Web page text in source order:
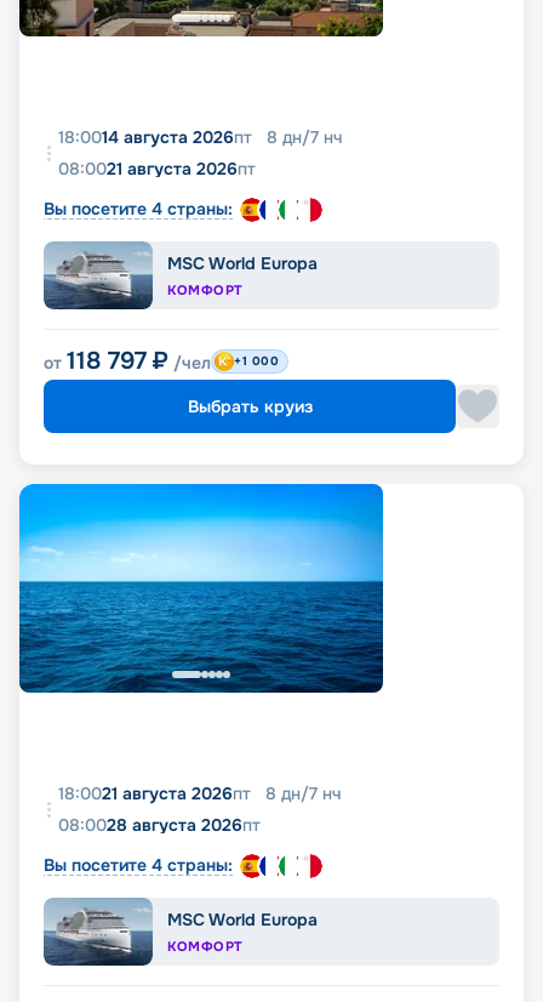
18:0014 августа 2026пт 8 дн/7 нч
08:0021 августа 2026пт
Вы посетите 4 страны:
MSC World Europa
КОМФОРТ
от 118 797 ₽ /чел +1 000
Выбрать круиз
18:0021 августа 2026пт 8 дн/7 нч
08:0028 августа 2026пт
Вы посетите 4 страны:
MSC World Europa
КОМФОРТ